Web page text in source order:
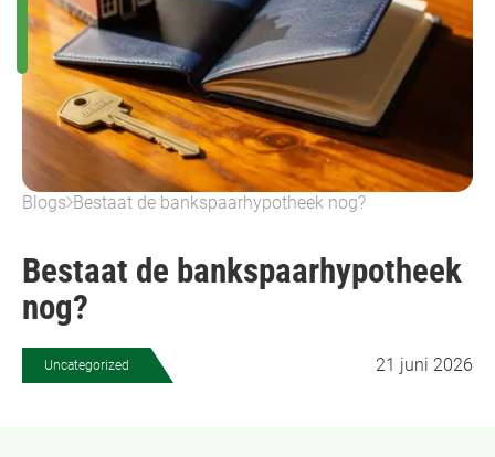
Blogs Bestaat de bankspaarhypotheek nog?
Bestaat de bankspaarhypotheek
nog?
Uncategorized 21 juni 2026